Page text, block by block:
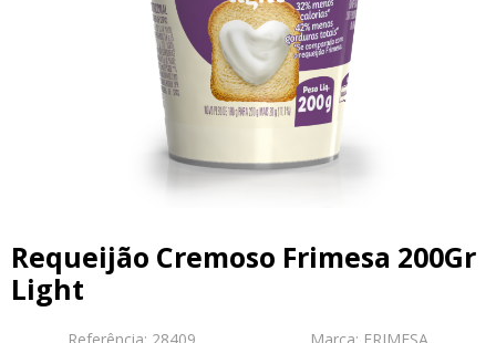
Requeijão Cremoso Frimesa 200Gr
Light